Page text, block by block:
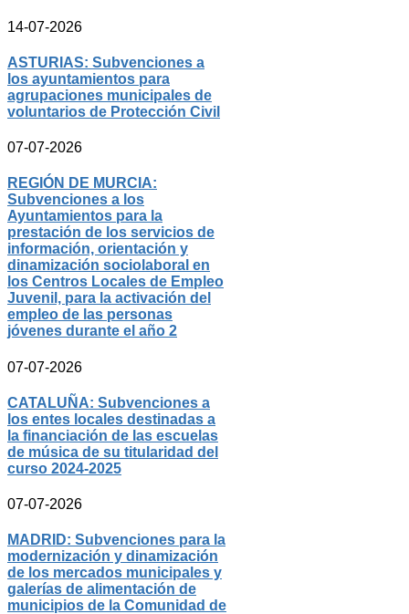
14-07-2026
ASTURIAS: Subvenciones a
los ayuntamientos para
agrupaciones municipales de
voluntarios de Protección Civil
07-07-2026
REGIÓN DE MURCIA:
Subvenciones a los
Ayuntamientos para la
prestación de los servicios de
información, orientación y
dinamización sociolaboral en
los Centros Locales de Empleo
Juvenil, para la activación del
empleo de las personas
jóvenes durante el año 2
07-07-2026
CATALUÑA: Subvenciones a
los entes locales destinadas a
la financiación de las escuelas
de música de su titularidad del
curso 2024-2025
07-07-2026
MADRID: Subvenciones para la
modernización y dinamización
de los mercados municipales y
galerías de alimentación de
municipios de la Comunidad de